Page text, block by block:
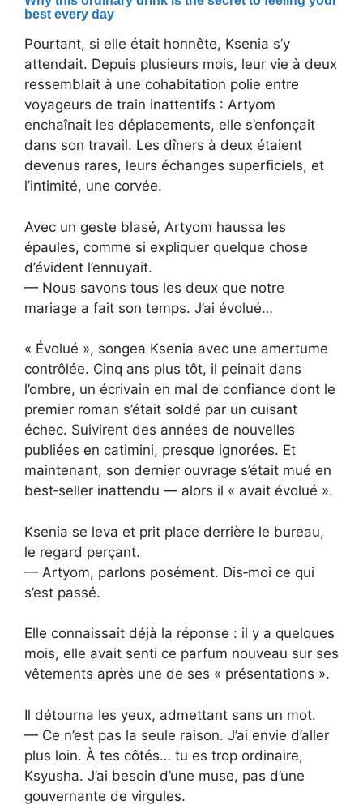
Pourtant, si elle était honnête, Ksenia s’y
attendait. Depuis plusieurs mois, leur vie à deux
ressemblait à une cohabitation polie entre
voyageurs de train inattentifs : Artyom
enchaînait les déplacements, elle s’enfonçait
dans son travail. Les dîners à deux étaient
devenus rares, leurs échanges superficiels, et
l’intimité, une corvée.
Avec un geste blasé, Artyom haussa les
épaules, comme si expliquer quelque chose
d’évident l’ennuyait.
— Nous savons tous les deux que notre
mariage a fait son temps. J’ai évolué…
« Évolué », songea Ksenia avec une amertume
contrôlée. Cinq ans plus tôt, il peinait dans
l’ombre, un écrivain en mal de confiance dont le
premier roman s’était soldé par un cuisant
échec. Suivirent des années de nouvelles
publiées en catimini, presque ignorées. Et
maintenant, son dernier ouvrage s’était mué en
best‑seller inattendu — alors il « avait évolué ».
Ksenia se leva et prit place derrière le bureau,
le regard perçant.
— Artyom, parlons posément. Dis‑moi ce qui
s’est passé.
Elle connaissait déjà la réponse : il y a quelques
mois, elle avait senti ce parfum nouveau sur ses
vêtements après une de ses « présentations ».
Il détourna les yeux, admettant sans un mot.
— Ce n’est pas la seule raison. J’ai envie d’aller
plus loin. À tes côtés… tu es trop ordinaire,
Ksyusha. J’ai besoin d’une muse, pas d’une
gouvernante de virgules.